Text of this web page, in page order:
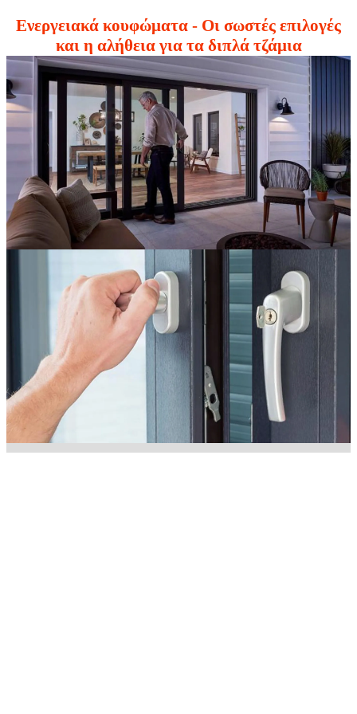
Ενεργειακά κουφώματα - Οι σωστές επιλογές
και η αλήθεια για τα διπλά τζάμια